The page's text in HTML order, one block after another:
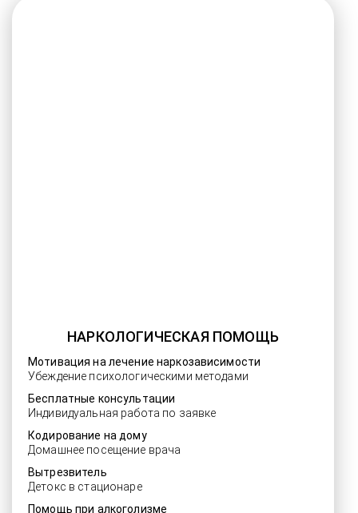
НАРКОЛОГИЧЕСКАЯ ПОМОЩЬ
Мотивация на лечение наркозависимости
Убеждение психологическими методами
Бесплатные консультации
Индивидуальная работа по заявке
Кодирование на дому
Домашнее посещение врача
Вытрезвитель
Детокс в стационаре
Помощь при алкоголизме